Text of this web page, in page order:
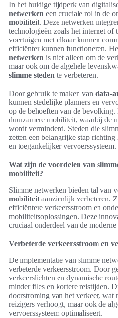
In het huidige tijdperk van
netwerken een cruciale rol in de
mobiliteit. Deze netwerken
technologieën zoals het internet
voertuigen met elkaar kunnen
efficiënter kunnen functioneren.
netwerken is niet alleen om de
maar ook om de algehele
slimme steden te verbeteren.
Door gebruik te maken van data-
kunnen stedelijke planners en
op de behoeften van de bevolking.
duurzamere mobiliteit, waarbij de
wordt verminderd. Steden die
zetten een belangrijke stap
en toegankelijker vervoerssysteem.
Wat zijn de voordelen van
mobiliteit?
Slimme netwerken bieden tal van
mobiliteit aanzienlijk verbeteren.
efficiëntere verkeersstroom en
mobiliteitsoplossingen. Deze
cruciaal onderdeel van de
Verbeterde verkeersstroom en
De implementatie van slimme
verbeterde verkeersstroom. Door
verkeerslichten en dynamische
minder files en kortere reistijden.
doorstroming van het verkeer, wat
reizigers verhoogt, maar ook de
vervoerssysteem optimaliseert.